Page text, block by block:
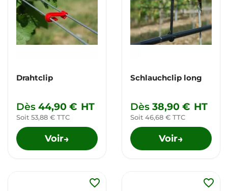
Drahtclip
Dès 44,90 € HT
Soit 53,88 € TTC
Voir→
Schlauchclip long
Dès 38,90 € HT
Soit 46,68 € TTC
Voir→
favorite_border favorite_border